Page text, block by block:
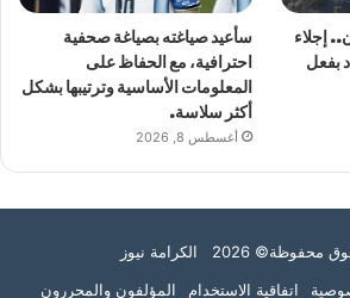
إجلاء
بفعل
سأعيد صياغته بصياغة صحفية
احترافية، مع الحفاظ على
المعلومات الأساسية وترتيبها بشكل
أكثر سلاسة.
أغسطس 8, 2026
2026 الكرامة نيوز
اتفاقية الاستخدام المؤلفون والمحررون